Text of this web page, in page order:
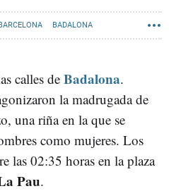
BADALONA
calles de Badalona.
la madrugada de
una riña en la que se
como mujeres. Los
las 02:35 horas en la plaza
Pau.